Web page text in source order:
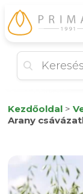
Kezdőoldal >
Arany